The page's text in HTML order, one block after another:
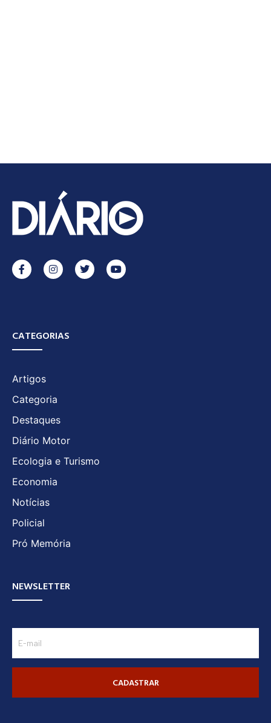
CATEGORIAS
Artigos
Categoria
Destaques
Diário Motor
Ecologia e Turismo
Economia
Notícias
Policial
Pró Memória
NEWSLETTER
CADASTRAR